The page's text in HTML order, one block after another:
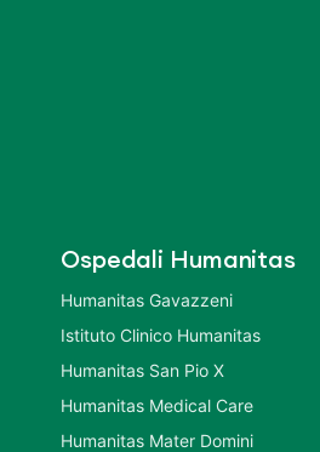
Ospedali Humanitas
Humanitas Gavazzeni
Istituto Clinico Humanitas
Humanitas San Pio X
Humanitas Medical Care
Humanitas Mater Domini